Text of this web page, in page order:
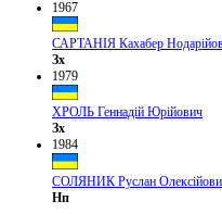
1967
САРТАНІЯ Кахабер
Зх
1979
ХРОЛЬ Геннадій Юрійович
Зх
1984
СОЛЯНИК Руслан
Нп